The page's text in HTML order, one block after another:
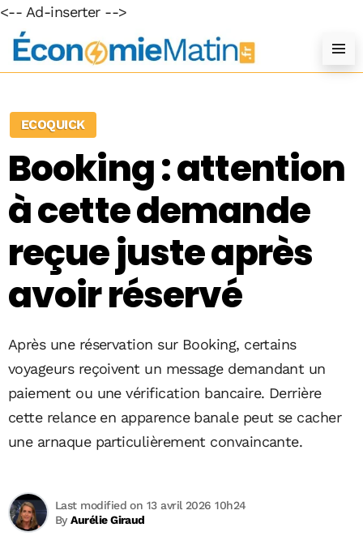
<-- Ad-inserter -->
ECOQUICK
Booking : attention
à cette demande
reçue juste après
avoir réservé
Après une réservation sur Booking, certains
voyageurs reçoivent un message demandant un
paiement ou une vérification bancaire. Derrière
cette relance en apparence banale peut se cacher
une arnaque particulièrement convaincante.
ByAurélie Giraud
Last modified on 13 avril 2026 10h24